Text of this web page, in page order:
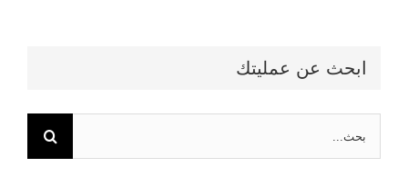
ابحث عن عمليتك
عن: